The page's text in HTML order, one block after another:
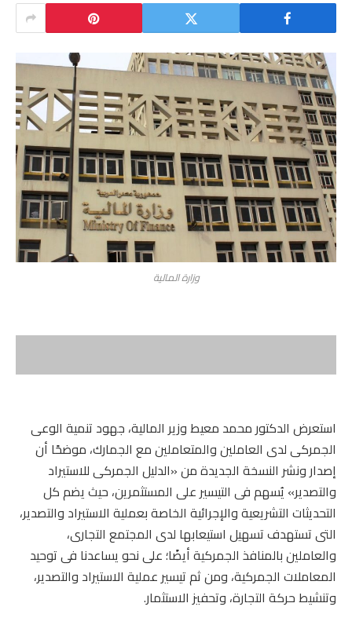
وزارة المالية
استعرض الدكتور محمد معيط وزير المالية، جهود تنمية الوعى
الجمركى لدى العاملين والمتعاملين مع الجمارك، موضحًا أن
إصدار ونشر النسخة الجديدة من «الدليل الجمركى للاستيراد
والتصدير» يُسهم فى التيسير على المستثمرين، حيث يضم كل
التحديثات التشريعية والإجرائية الخاصة بعملية الاستيراد والتصدير،
التى تستهدف تسهيل استيعابها لدى المجتمع التجارى،
والعاملين بالمنافذ الجمركية أيضًا؛ على نحو يساعدنا فى توحيد
المعاملات الجمركية، ومن ثم تيسير عملية الاستيراد والتصدير،
وتنشيط حركة التجارة، وتحفيز الاستثمار.